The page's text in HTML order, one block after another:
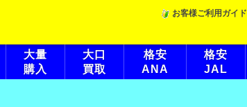
お客様ご利用ガイド
大量
購入
大口
買取
格安
ANA
格安
JAL